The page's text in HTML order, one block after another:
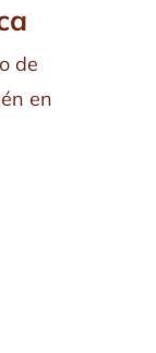
de
en